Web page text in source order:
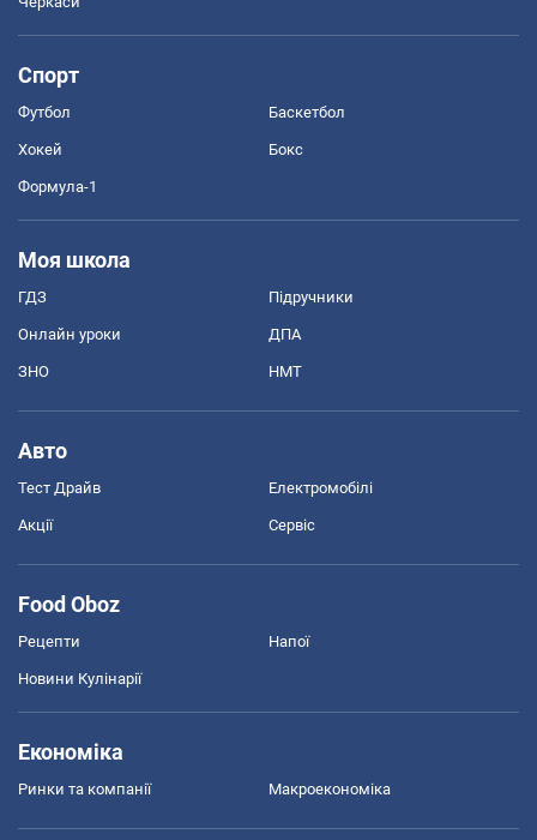
Спорт
Футбол Баскетбол
Хокей Бокс
Формула-1
Моя школа
ГДЗ Підручники
Онлайн уроки ДПА
ЗНО НМТ
Авто
Тест Драйв Електромобілі
Акції Сервіс
Food Oboz
Рецепти Напої
Новини Кулінарії
Економіка
Ринки та компанії Макроекономіка